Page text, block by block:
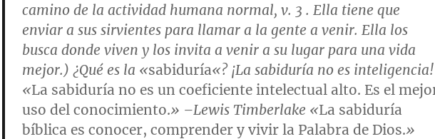
camino de la actividad humana normal, v. 3 . Ella tiene que
enviar a sus sirvientes para llamar a la gente a venir. Ella los
busca donde viven y los invita a venir a su lugar para una vida
mejor.) ¿Qué es la «sabiduría«? ¡La sabiduría no es inteligencia!
«La sabiduría no es un coeficiente intelectual alto. Es el
uso del conocimiento.» –Lewis Timberlake «La sabiduría
bíblica es conocer, comprender y vivir la Palabra de Dios.»